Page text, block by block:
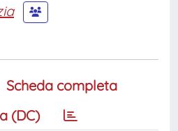
Scheda completa
(DC)